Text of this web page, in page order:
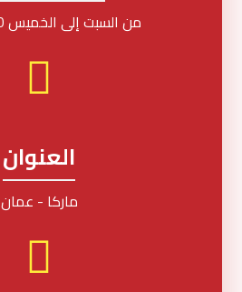
من السبت إلى الخميس 9:00 - 5:00
العنوان
ماركا - عمان